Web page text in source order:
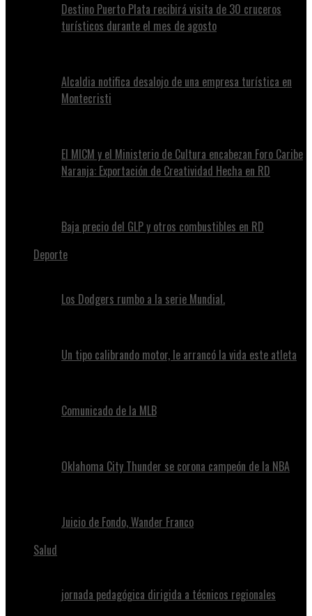
Destino Puerto Plata recibirá visita de 30 cruceros
turísticos durante el mes de agosto
Alcaldia notifica desalojo de una empresa turística en
Montecristi
El MICM y el Ministerio de Cultura encabezan Foro Caribe
Naranja: Exportación de Creatividad Hecha en RD
Baja precio del GLP y otros combustibles en RD
Deporte
Los Dodgers rumbo a la serie Mundial.
Un tipo calibrando motor, le arrancó la vida este atleta
Comunicado de la MLB
Oklahoma City Thunder se corona campeón de la NBA
Juicio de Fondo, Wander Franco
Salud
jornada pedagógica dirigida a técnicos regionales